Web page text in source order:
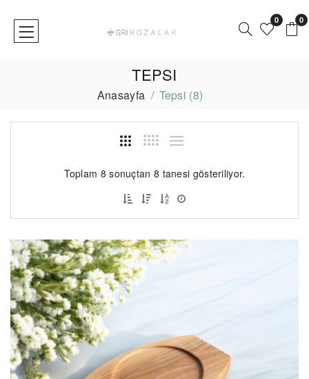
0 0
TEPSI
Anasayfa Tepsi (8)
Toplam 8 sonuçtan 8 tanesi gösteriliyor.